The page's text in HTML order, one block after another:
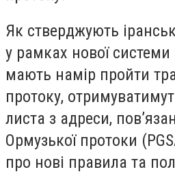
Як стверджують
у рамках нової системи
мають намір пройти
протоку,
листа з адреси,
Ормузької протоки
про нові правила та